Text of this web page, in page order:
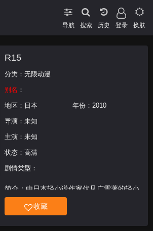
导航 搜索 登录 换肤
R15
分类： 无限动漫
别名 ：
地区： 日本 年份： 2010
导演：未知
主演：未知
状态：高清
剧情类型：
简介：由日本轻小说作家伏见广雪著的轻小
说改编的同名后宫动画。本作《R-15》将
改编自刊行于角川文库的伏见ひろゆき老师
所著的同名轻小说。故事讲述了一位职业工
收藏